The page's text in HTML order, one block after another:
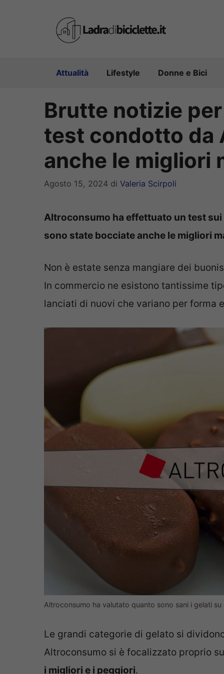
Attualità Lifestyle Donne e Bici
Brutte notizie
test condotto da
anche le migliori
Agosto 15, 2024 di Valeria Scirpoli
Altroconsumo ha effettuato un test
sono state bocciate anche le migliori
Non è estate senza mangiare dei
In commercio ne esistono tantissime
lanciati di nuovi che variano per forma
Altroconsumo ha valutato quanto sono sani i gelati
Le grandi categorie di gelato si
Altroconsumo si è focalizzato proprio
i migliori e i peggiori.